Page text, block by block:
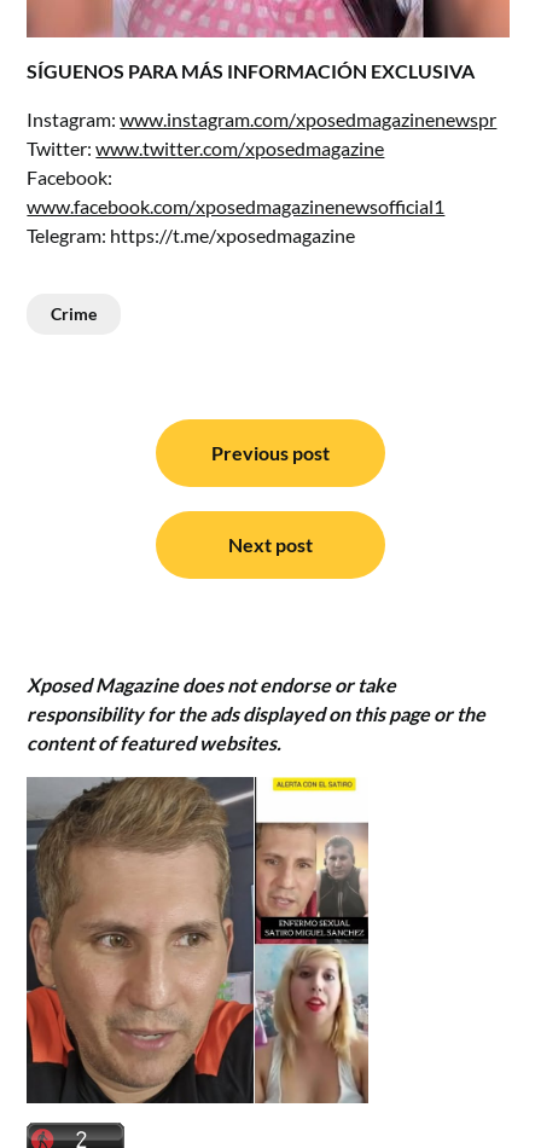
SÍGUENOS PARA MÁS INFORMACIÓN EXCLUSIVA
Instagram:www.instagram.com/xposedmagazinenewspr
Twitter:www.twitter.com/xposedmagazine
Facebook:
www.facebook.com/xposedmagazinenewsofficial1
Telegram: https://t.me/xposedmagazine
Crime
navigation
Previous post
Next post
Xposed Magazine does not endorse or take
responsibility for the ads displayed on this page or the
content of featured websites.